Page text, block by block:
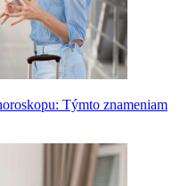
Týmto znameniam